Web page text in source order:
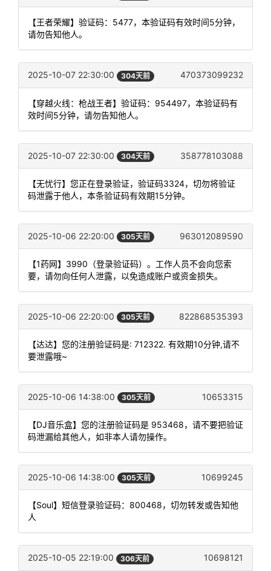
【王者荣耀】验证码：5477，本验证码有效时间5分钟，
请勿告知他人。
2025-10-07 22:30:00 304天前 470373099232
【穿越火线：枪战王者】验证码：954497，本验证码有
效时间5分钟，请勿告知他人。
2025-10-07 22:30:00 304天前 358778103088
【无忧行】您正在登录验证，验证码3324，切勿将验证
码泄露于他人，本条验证码有效期15分钟。
2025-10-06 22:20:00 305天前 963012089590
【1药网】3990（登录验证码）。工作人员不会向您索
要，请勿向任何人泄露，以免造成账户或资金损失。
2025-10-06 22:20:00 305天前 822868535393
【达达】您的注册验证码是: 712322. 有效期10分钟,请不
要泄露哦~
2025-10-06 14:38:00 305天前 10653315
【DJ音乐盒】您的注册验证码是 953468，请不要把验证
码泄漏给其他人，如非本人请勿操作。
2025-10-06 14:38:00 305天前 10699245
【Soul】短信登录验证码：800468，切勿转发或告知他
人
2025-10-05 22:19:00 306天前 10698121